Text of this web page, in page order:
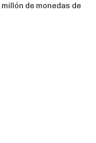
de monedas de